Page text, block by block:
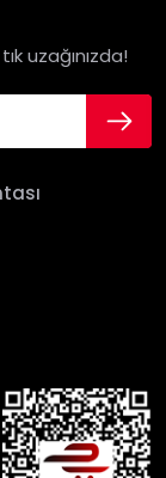
uzağınızda!